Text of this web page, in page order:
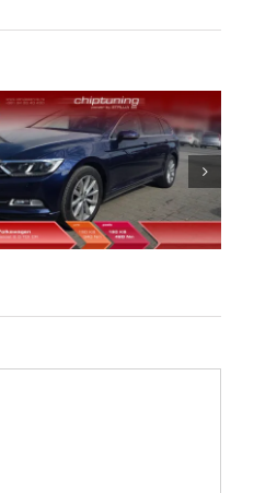
Volkswagen Passat 2.0 TDI CR
Chiptuning